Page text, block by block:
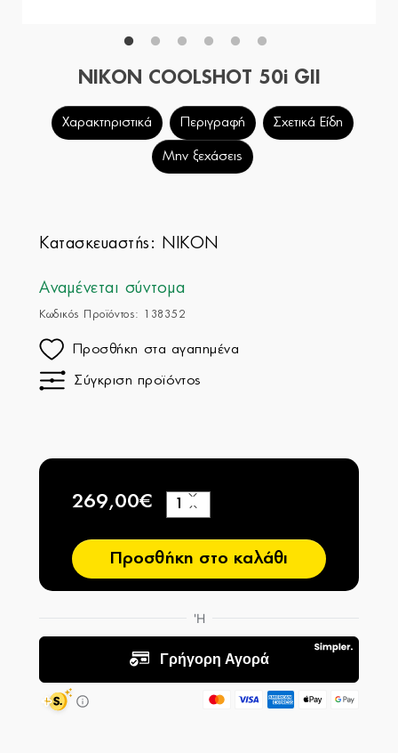
NIKON COOLSHOT 50i GII
Χαρακτηριστικά Περιγραφή Σχετικά Είδη
Μην ξεχάσεις
Κατασκευαστής: NIKON
Αναμένεται σύντομα
Κωδικός Προϊόντος: 138352
Προσθήκη στα αγαπημένα
Σύγκριση προϊόντος
269,00€
−
+
Προσθήκη στο καλάθι